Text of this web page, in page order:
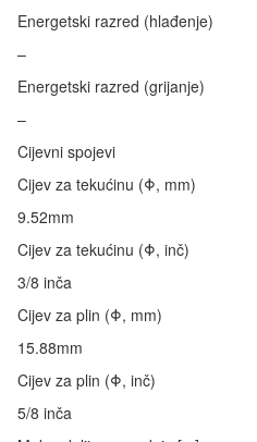
Energetski razred (hlađenje)
–
Energetski razred (grijanje)
–
Cijevni spojevi
Cijev za tekućinu (Φ, mm)
9.52mm
Cijev za tekućinu (Φ, inč)
3/8 inča
Cijev za plin (Φ, mm)
15.88mm
Cijev za plin (Φ, inč)
5/8 inča